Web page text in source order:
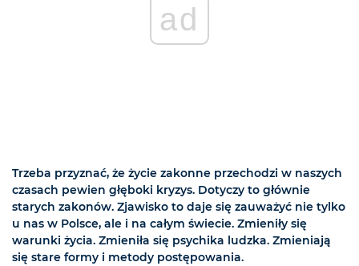
ad
Trzeba przyznać, że życie zakonne przechodzi w naszych
czasach pewien głęboki kryzys. Dotyczy to głównie
starych zakonów. Zjawisko to daje się zauważyć nie tylko
u nas w Polsce, ale i na całym świecie. Zmieniły się
warunki życia. Zmieniła się psychika ludzka. Zmieniają
się stare formy i metody postępowania.